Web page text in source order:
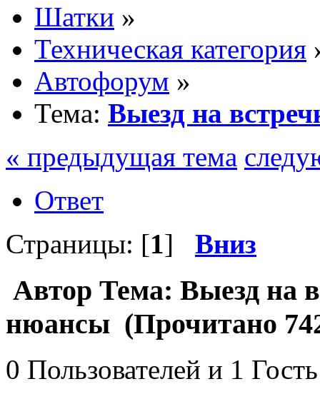
Шатки »
Техническая категория
Автофорум »
Тема: Выезд на
« предыдущая тема
Ответ
Страницы: [1] Вниз
Автор Тема: Выезд на
нюансы (Прочитано
0 Пользователей и 1